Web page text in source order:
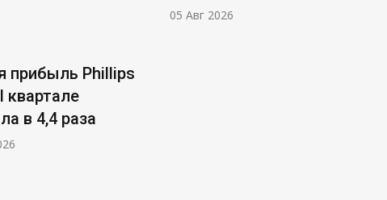
прибыль Phillips
квартале
в 4,4 раза
05 Авг 2026